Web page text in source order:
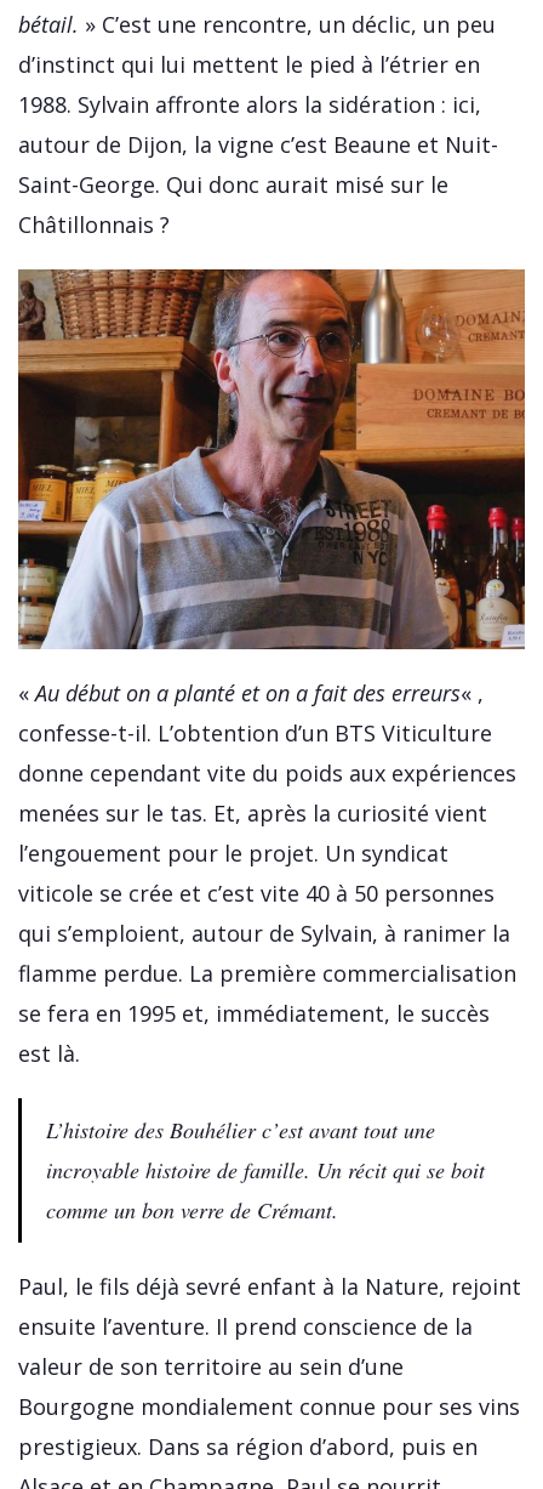
bétail. » C’est une rencontre, un déclic, un peu
d’instinct qui lui mettent le pied à l’étrier en
1988. Sylvain affronte alors la sidération : ici,
autour de Dijon, la vigne c’est Beaune et Nuit-
Saint-George. Qui donc aurait misé sur le
Châtillonnais ?
«Au début on a planté et on a fait des erreurs« ,
confesse-t-il. L’obtention d’un BTS Viticulture
donne cependant vite du poids aux expériences
menées sur le tas. Et, après la curiosité vient
l’engouement pour le projet. Un syndicat
viticole se crée et c’est vite 40 à 50 personnes
qui s’emploient, autour de Sylvain, à ranimer la
flamme perdue. La première commercialisation
se fera en 1995 et, immédiatement, le succès
est là.
L’histoire des Bouhélier c’est avant tout une
incroyable histoire de famille. Un récit qui se boit
comme un bon verre de Crémant.
Paul, le fils déjà sevré enfant à la Nature, rejoint
ensuite l’aventure. Il prend conscience de la
valeur de son territoire au sein d’une
Bourgogne mondialement connue pour ses vins
prestigieux. Dans sa région d’abord, puis en